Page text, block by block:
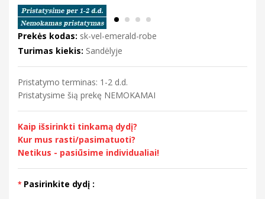
Prekės kodas: sk-vel-emerald-robe
Turimas kiekis: Sandėlyje
Pristatymo terminas: 1-2 d.d.
Pristatysime šią prekę NEMOKAMAI
Kaip išsirinkti tinkamą dydį?
Kur mus rasti/pasimatuoti?
Netikus - pasiūsime individualiai!
Pasirinkite dydį :